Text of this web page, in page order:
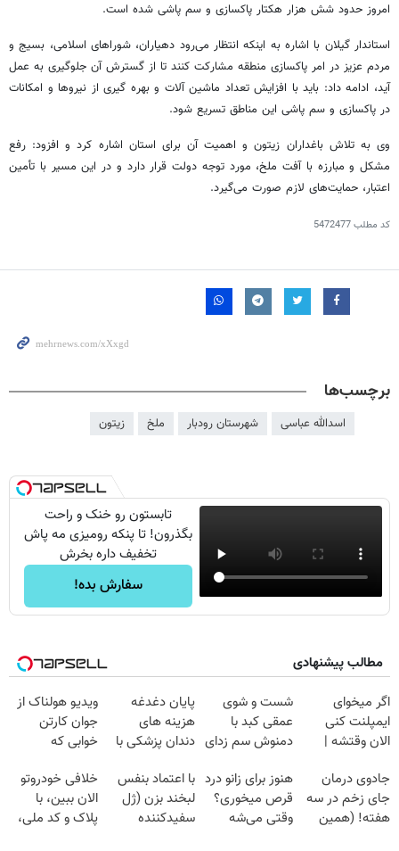
امروز حدود شش هزار هکتار پاکسازی و سم پاشی شده است.
استاندار گیلان با اشاره به اینکه انتظار می‌رود دهیاران، شوراهای اسلامی، بسیج و
مردم عزیز در امر پاکسازی منطقه مشارکت کنند تا از گسترش آن جلوگیری به عمل
آید، ادامه داد: باید با افزایش تعداد ماشین آلات و بهره گیریاز نیروها و امکانات
در پاکسازی و سم پاشی این مناطق تسریع شود.
وی به تلاش باغداران زیتون و اهمیت آن برای استان اشاره کرد و افزود: رفع
مشکل و مبارزه با آفت ملخ، مورد توجه دولت قرار دارد و در این مسیر با تأمین
اعتبار، حمایت‌های لازم صورت می‌گیرد.
کد مطلب5472477
برچسب‌ها
اسدالله عباسی شهرستان رودبار ملخ زیتون
تابستون رو خنک و راحت
بگذرون! تا پنکه رومیزی مه پاش
تخفیف داره بخرش
سفارش بده!
مطالب پیشنهادی
اگر میخوای
ایمپلنت کنی
الان وقتشه |
میلیون تومان!!!
شست و شوی
عمقی کبد با
دمنوش سم زدای
پایان دغدغه
هزینه های
دندان پزشکی با
خانگی
ویدیو هولناک از
جوان کارتن
خوابی که
آموزش رایگان
جادوی درمان
جای زخم در سه
هفته! (همین
هنوز برای زانو درد
قرص میخوری؟
وقتی می‌شه
با اعتماد بنفس
لبخند بزن (ژل
سفیدکننده
خلافی خودروتو
الان ببین، با
پلاک و کد ملی،